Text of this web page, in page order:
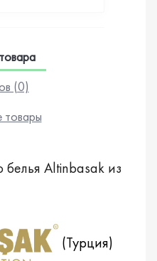
(0)
белья Altinbasak из
(Турция)